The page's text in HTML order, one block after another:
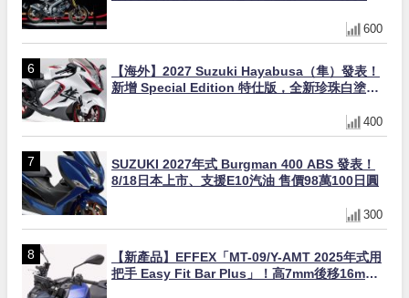
600
【海外】2027 Suzuki Hayabusa（隼）發表！
新增 Special Edition 特仕版，全新珍珠白塗裝
400
SUZUKI 2027年式 Burgman 400 ABS 發表！
8/18日本上市、支援E10汽油 售價98萬100日圓
300
【新產品】EFFEX「MT-09/Y-AMT 2025年式用
把手 Easy Fit Bar Plus」！高7mm後移16mm